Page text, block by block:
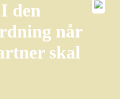
den
når
skal